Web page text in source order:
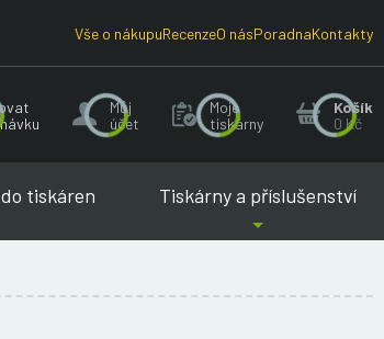
Vše o nákupuRecenzeO násPoradnaKontakty
Můj
účet
Moje
tiskárny
Košík
0 Kč
tiskáren Tiskárny a příslušenství